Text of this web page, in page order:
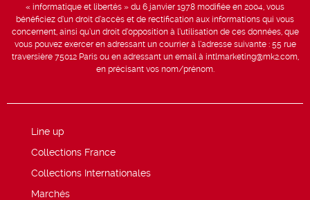
« informatique et libertés » du 6 janvier 1978 modifiée en 2004, vous
bénéficiez d’un droit d’accès et de rectification aux informations qui vous
concernent, ainsi qu’un droit d’opposition à l’utilisation de ces données, que
vous pouvez exercer en adressant un courrier à l’adresse suivante : 55 rue
traversière 75012 Paris ou en adressant un email à intlmarketing@mk2.com,
en précisant vos nom/prénom.
Line up
Collections France
Collections Internationales
Marchés